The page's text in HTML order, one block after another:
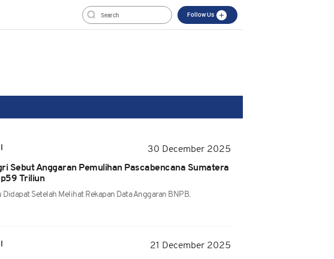
Follow Us
30 December 2025
Sebut Anggaran Pemulihan Pascabencana Sumatera
Triliun
Didapat Setelah Melihat Rekapan Data Anggaran BNPB.
21 December 2025